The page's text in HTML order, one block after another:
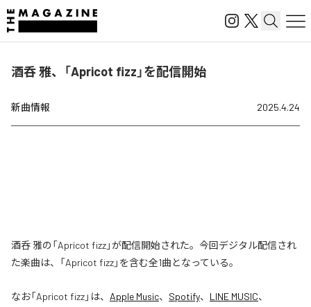
酒呑 雅、「Apricot fizz」を配信開始
新曲情報 2025.4.24
酒呑 雅の「Apricot fizz」が配信開始された。今回デジタル配信され
た楽曲は、「Apricot fizz」を含む全1曲となっている。
なお「Apricot fizz」は、 Apple Music、 Spotify、 LINE MUSIC、